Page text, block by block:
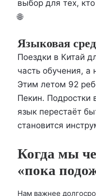
выбор для тех,
🌐
Языковая
Поездки в Китай
часть обучения, а
Этим летом 92
Пекин. Подростки
язык перестаёт
становится
Когда мы
«пока
Нам важнее